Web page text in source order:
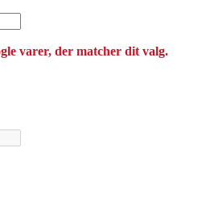
varer, der matcher dit valg.